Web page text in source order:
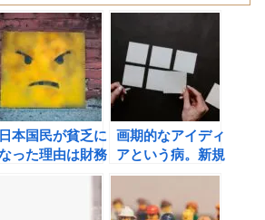
日本国民が貧乏に
った理由は財務
省にあり？？ザイ
画期的なアイディ
アという病。新規
事業の実践論 (麻